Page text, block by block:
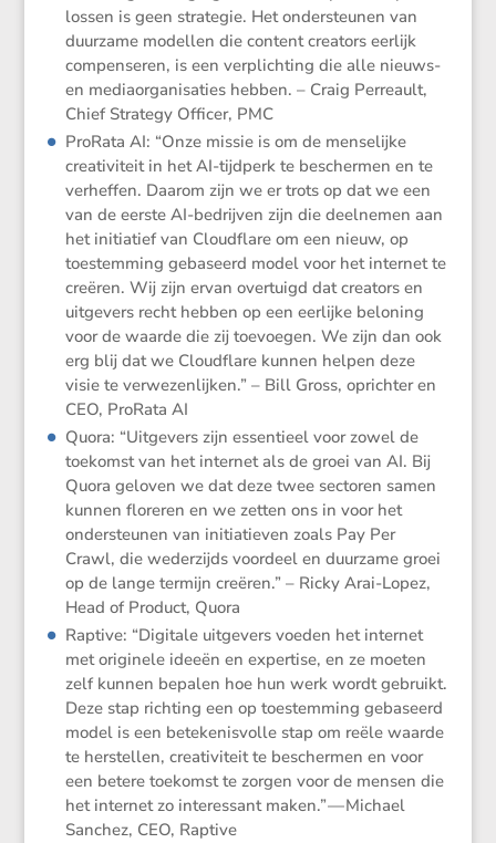
lossen is geen strategie. Het onder­steunen van
duurzame modellen die content creators eerlijk
compen­seren, is een verplich­ting die alle nieuws-
en media­or­ga­ni­sa­ties hebben. – Craig Perreault,
Chief Strategy Officer, PMC
ProRata AI: “Onze missie is om de mense­lijke
creati­vi­teit in het AI-tijdperk te beschermen en te
verheffen. Daarom zijn we er trots op dat we een
van de eerste AI-bedrijven zijn die deelnemen aan
het initi­a­tief van Cloud­flare om een nieuw, op
toestem­ming gebaseerd model voor het internet te
creëren. Wij zijn ervan overtuigd dat creators en
uitge­vers recht hebben op een eerlijke beloning
voor de waarde die zij toevoegen. We zijn dan ook
erg blij dat we Cloud­flare kunnen helpen deze
visie te verwe­zen­lijken.” – Bill Gross, oprichter en
CEO, ProRata AI
Quora: “Uitge­vers zijn essen­tieel voor zowel de
toekomst van het internet als de groei van AI. Bij
Quora geloven we dat deze twee sectoren samen
kunnen floreren en we zetten ons in voor het
onder­steunen van initi­a­tieven zoals Pay Per
Crawl, die weder­zijds voordeel en duurzame groei
op de lange termijn creëren.” – Ricky Arai-Lopez,
Head of Product, Quora
Raptive: “Digitale uitge­vers voeden het internet
met origi­nele ideeën en exper­tise, en ze moeten
zelf kunnen bepalen hoe hun werk wordt gebruikt.
Deze stap richting een op toestem­ming gebaseerd
model is een beteke­nis­volle stap om reële waarde
te herstellen, creati­vi­teit te beschermen en voor
een betere toekomst te zorgen voor de mensen die
het internet zo interes­sant maken.” — Michael
Sanchez, CEO, Raptive